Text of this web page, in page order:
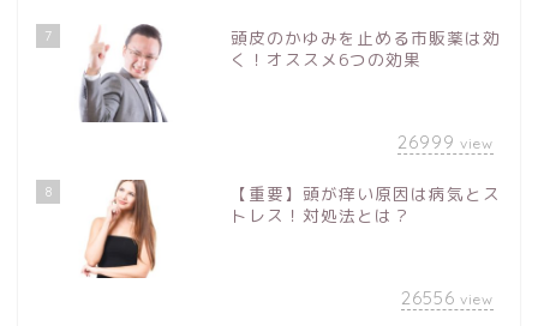
7
頭皮のかゆみを止める市販薬は効
く！オススメ6つの効果
26999 view
8
【重要】頭が痒い原因は病気とス
トレス！対処法とは？
26556 view